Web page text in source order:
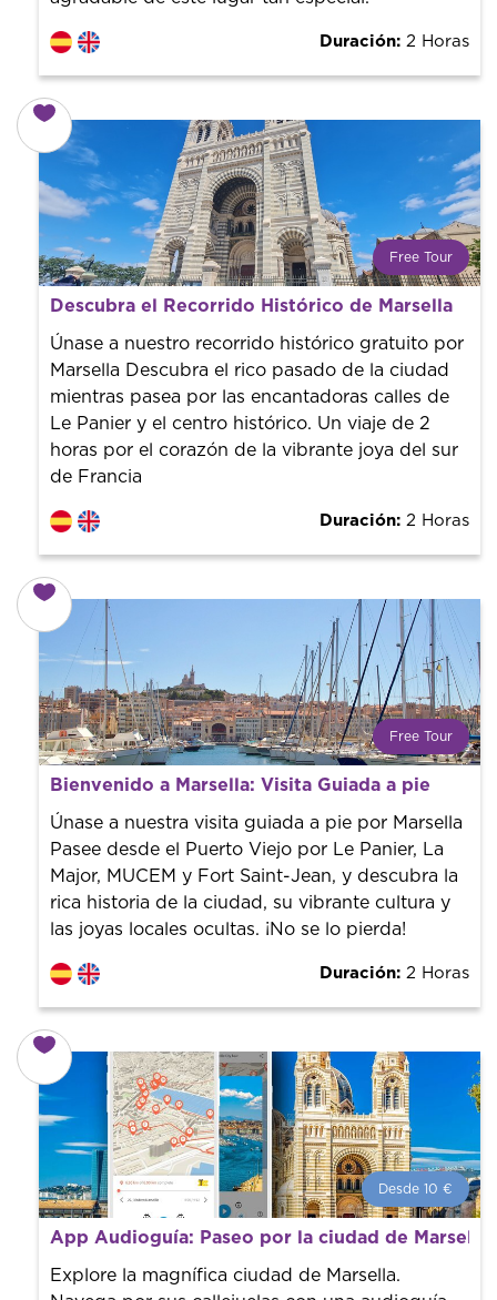
Duración: 2 Horas
Free Tour
¿Qué es un FREE TOUR?
con un guía profesional. ¡El precio es libre! Por lo que al
finalizar la experiencia tú le pones el precio.
Descubra el Recorrido Histórico de Marsella
Únase a nuestro recorrido histórico gratuito por
Marsella Descubra el rico pasado de la ciudad
mientras pasea por las encantadoras calles de
Le Panier y el centro histórico. Un viaje de 2
horas por el corazón de la vibrante joya del sur
de Francia
Duración: 2 Horas
Free Tour
¿Qué es un FREE TOUR?
Tendencia mundial en rutas turísticas. Reserva sin coste
con un guía profesional. ¡El precio es libre! Por lo que al
finalizar la experiencia tú le pones el precio.
Bienvenido a Marsella: Visita Guiada a pie
Únase a nuestra visita guiada a pie por Marsella
Pasee desde el Puerto Viejo por Le Panier, La
Major, MUCEM y Fort Saint-Jean, y descubra la
rica historia de la ciudad, su vibrante cultura y
las joyas locales ocultas. ¡No se lo pierda!
Duración: 2 Horas
Desde 10 €
Desde 10 € por persona.
¡Reserva con nosotros! Colaboramos con los mejores
guías de la ciudad para tener el mejor precio y servicio.
App Audioguía: Paseo por la ciudad de Marsella
Explore la magnífica ciudad de Marsella.